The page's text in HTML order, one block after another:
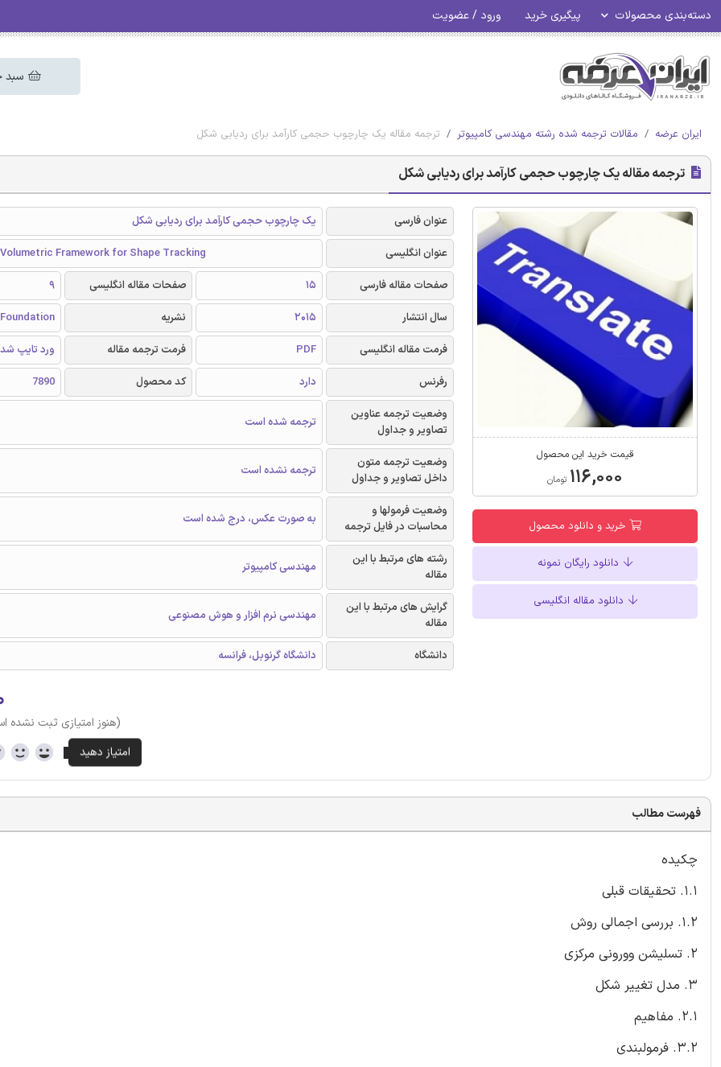
دسته‌بندی محصولات پیگیری خرید ورود / عضویت
سبد
ایران عرضه مقالات ترجمه شده رشته مهندسی کامپیوتر ترجمه مقاله یک چارچوب حجمی کارآمد برای ردیابی شکل
ترجمه مقاله یک چارچوب حجمی کارآمد برای ردیابی شکل
قیمت خرید این محصول
۱۱۶,۰۰۰ تومان
خرید و دانلود محصول
دانلود رایگان نمونه
دانلود مقاله انگلیسی
عنوان فارسی
یک چارچوب حجمی کارآمد برای ردیابی شکل
عنوان انگلیسی
Framework for Shape Tracking
صفحات مقاله فارسی
15 صفحات مقاله انگلیسی
9
سال انتشار
2015 نشریه
فرمت مقاله انگلیسی
PDF فرمت ترجمه مقاله
ورد تایپ
رفرنس
دارد کد محصول
7890
وضعیت ترجمه عناوین
تصاویر و جداول
ترجمه شده است
وضعیت ترجمه متون
داخل تصاویر و جداول
ترجمه نشده است
وضعیت فرمولها و
محاسبات در فایل ترجمه
به صورت عکس، درج شده است
رشته های مرتبط با این
مقاله
مهندسی کامپیوتر
گرایش های مرتبط با این
مقاله
مهندسی نرم افزار و هوش مصنوعی
دانشگاه دانشگاه گرنوبل، فرانسه
(هنوز امتیازی ثبت نشده
فهرست مطالب
چکیده
1.1. تحقیقات قبلی
1.2. بررسی اجمالی روش
2. تسلیشن وورونی مرکزی
3. مدل تغییر شکل
2.1. مفاهیم
3.2. فرمولبندی